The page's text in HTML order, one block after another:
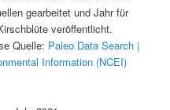
gearbeitet und Jahr für
veröffentlicht.
Quelle: Paleo Data Search |
Information (NCEI)